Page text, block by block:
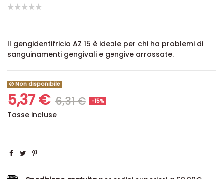
Il gengidentifricio AZ 15 è ideale per chi ha problemi di
sanguinamenti gengivali e gengive arrossate.
Non disponibile
5,37 € 6,31 € -15%
Tasse incluse